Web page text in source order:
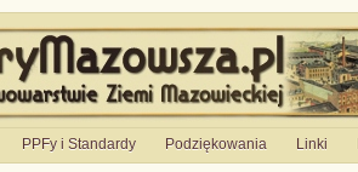
PPFy i Standardy Podziękowania Linki